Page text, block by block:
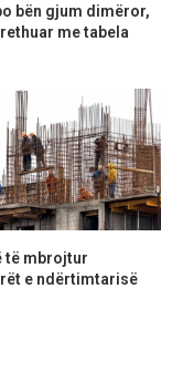
bën gjum dimëror,
me tabela
të mbrojtur
e ndërtimtarisë